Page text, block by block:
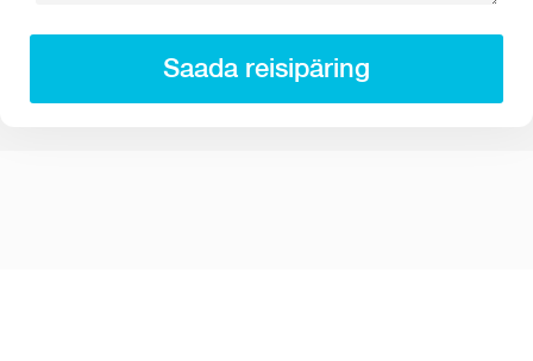
Saada reisipäring